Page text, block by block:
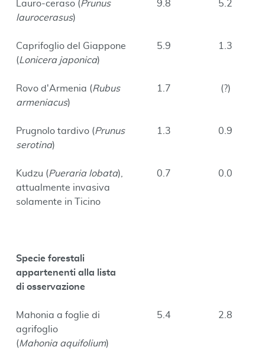
Lauro-ceraso (Prunus
laurocerasus)
9.8 5.2
Caprifoglio del Giappone
(Lonicera japonica)
5.9 1.3
Rovo d'Armenia (Rubus
armeniacus)
1.7 (?)
Prugnolo tardivo (Prunus
serotina)
1.3 0.9
Kudzu (Pueraria lobata),
attualmente invasiva
solamente in Ticino
0.7 0.0
Specie forestali
appartenenti alla lista
di osservazione
Mahonia a foglie di
agrifoglio
(Mahonia aquifolium)
5.4 2.8